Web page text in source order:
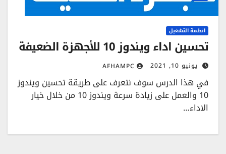
انظمة التشغيل
تحسين اداء ويندوز 10 للأجهزة الضعيفة
يونيو 10, 2021 AFHAMPC
في هذا الدرس سوف نتعرف على طريقة تحسين ويندوز
10 والعمل على زيادة سرعة ويندوز 10 من خلال خيار
الاداء…